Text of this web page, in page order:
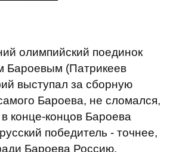
олимпийский поединок
Бароевым (Патрикеев
выступал за сборную
Бароева, не сломался,
конце-концов Бароева
победитель - точнее,
Бароева Россию.